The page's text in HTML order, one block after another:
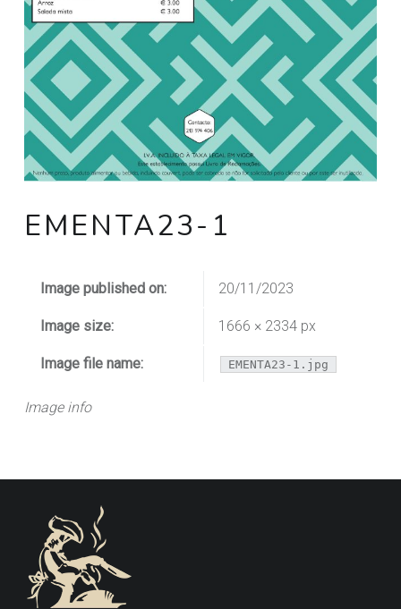
EMENTA23-1
Image info
Image published on: 20/11/2023
Image size: 1666 × 2334 px
Image file name: EMENTA23-1.jpg
FOOTER SIDEBAR